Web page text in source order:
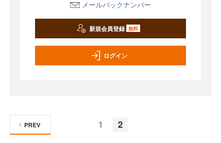
メールバックナンバー
新規会員登録 無料
ログイン
1 2
PREV